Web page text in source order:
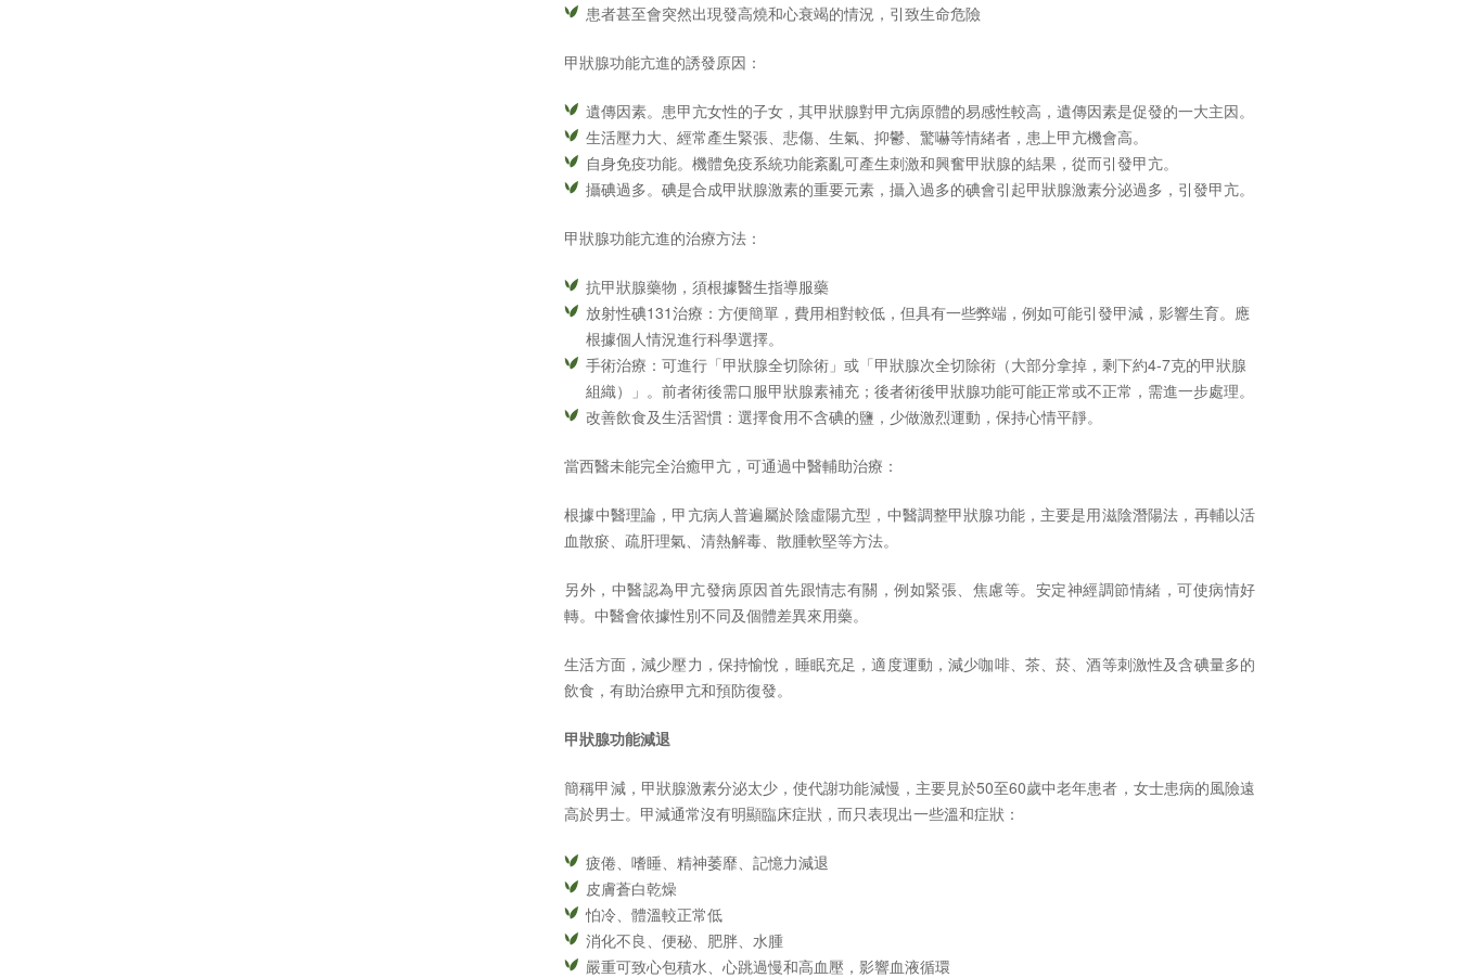
患者甚至會突然出現發高燒和心衰竭的情況，引致生命危險
甲狀腺功能亢進的誘發原因：
遺傳因素。患甲亢女性的子女，其甲狀腺對甲亢病原體的易感性較高，遺傳因素是促發的一大主因。
生活壓力大、經常產生緊張、悲傷、生氣、抑鬱、驚嚇等情緒者，患上甲亢機會高。
自身免疫功能。機體免疫系統功能紊亂可產生刺激和興奮甲狀腺的結果，從而引發甲亢。
攝碘過多。碘是合成甲狀腺激素的重要元素，攝入過多的碘會引起甲狀腺激素分泌過多，引發甲亢。
甲狀腺功能亢進的治療方法：
抗甲狀腺藥物，須根據醫生指導服藥
放射性碘131治療：方便簡單，費用相對較低，但具有一些弊端，例如可能引發甲減，影響生育。應
根據個人情況進行科學選擇。​​​​
手術治療：可進行「甲狀腺全切除術」或「甲狀腺次全切除術（大部分拿掉，剩下約4-7克的甲狀腺
組織）」。前者術後需口服甲狀腺素補充；後者術後甲狀腺功能可能正常或不正常，需進一步處理。
改善飲食及生活習慣：選擇食用不含碘的鹽，少做激烈運動，保持心情平靜。
當西醫未能完全治癒甲亢，可通過中醫輔助治療：
根據中醫理論，甲亢病人普遍屬於陰虛陽亢型，中醫調整甲狀腺功能，主要是用滋陰潛陽法，再輔以活
血散瘀、疏肝理氣、清熱解毒、散腫軟堅等方法。
另外，中醫認為甲亢發病原因首先跟情志有關，例如緊張、焦慮等。安定神經調節情緒，可使病情好
轉。中醫會依據性別不同及個體差異來用藥。
生活方面，減少壓力，保持愉悅，睡眠充足，適度運動，減少咖啡、茶、菸、酒等刺激性及含碘量多的
飲食，有助治療甲亢和預防復發。
甲狀腺功能減退
簡稱甲減，甲狀腺激素分泌太少，使代謝功能減慢，主要見於50至60歲中老年患者，女士患病的風險遠
高於男士。甲減通常沒有明顯臨床症狀，而只表現出一些溫和症狀：
疲倦、嗜睡、精神萎靡、記憶力減退
皮膚蒼白乾燥
怕冷、體溫較正常低
消化不良、便秘、肥胖、水腫
嚴重可致心包積水、心跳過慢和高血壓，影響血液循環